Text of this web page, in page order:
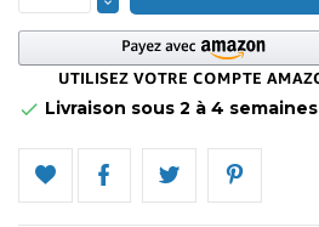
 Livraison sous 2 à 4 semaines